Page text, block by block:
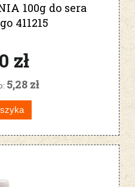
100g do sera
411215
zł
5,28 zł